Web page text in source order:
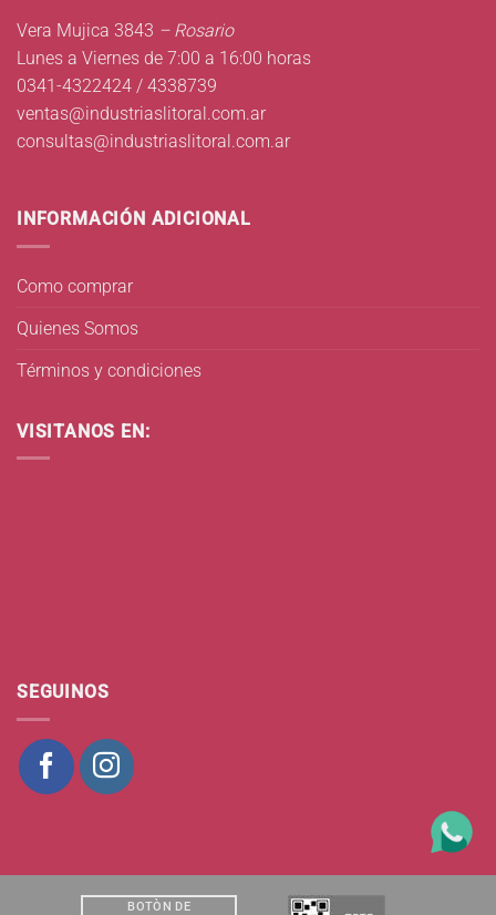
Vera Mujica 3843 – Rosario
Lunes a Viernes de 7:00 a 16:00 horas
0341-4322424 / 4338739
ventas@industriaslitoral.com.ar
consultas@industriaslitoral.com.ar
INFORMACIÓN ADICIONAL
Como comprar
Quienes Somos
Términos y condiciones
VISITANOS EN:
SEGUINOS
BOTÒN DE